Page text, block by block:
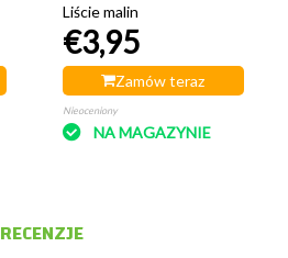
Liście malin
€3,95
Zamów teraz
Nieoceniony
NA MAGAZYNIE
RECENZJE